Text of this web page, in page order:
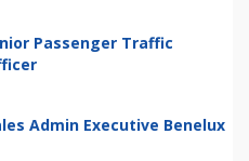
Passenger Traffic
Admin Executive Benelux